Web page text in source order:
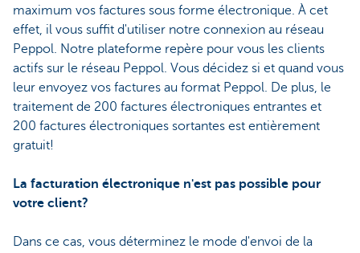
maximum vos factures sous forme électronique. À cet
effet, il vous suffit d'utiliser notre connexion au réseau
Peppol. Notre plateforme repère pour vous les clients
actifs sur le réseau Peppol. Vous décidez si et quand vous
leur envoyez vos factures au format Peppol. De plus, le
traitement de 200 factures électroniques entrantes et
200 factures électroniques sortantes est entièrement
gratuit!
La facturation électronique n'est pas possible pour
votre client?
Dans ce cas, vous déterminez le mode d'envoi de la